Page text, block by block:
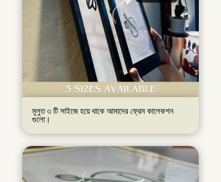
মূলুত ৩ টি সাইজে হয়ে থাকে আমাদের ফ্রেম কালেকশন
গুলো।